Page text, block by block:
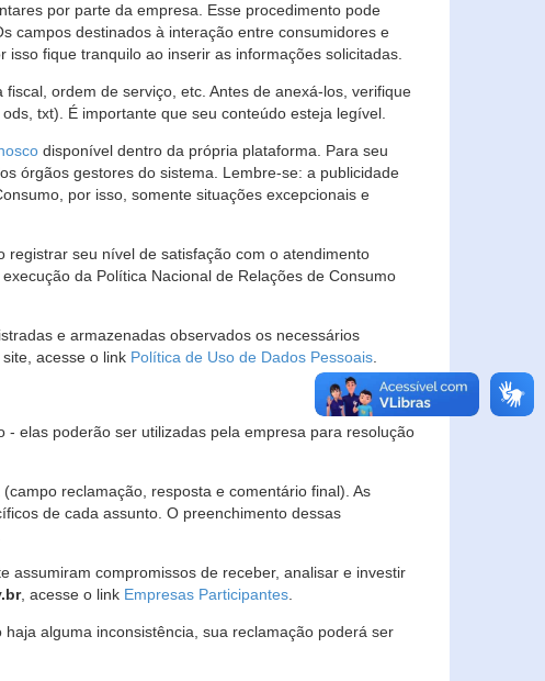
por parte da empresa. Esse procedimento pode
campos destinados à interação entre consumidores e
fique tranquilo ao inserir as informações solicitadas.
ordem de serviço, etc. Antes de anexá-los, verifique
txt). É importante que seu conteúdo esteja legível.
disponível dentro da própria plataforma. Para seu
órgãos gestores do sistema. Lembre-se: a publicidade
por isso, somente situações excepcionais e
registrar seu nível de satisfação com o atendimento
da Política Nacional de Relações de Consumo
e armazenadas observados os necessários
acesse o link Política de Uso de Dados Pessoais
elas poderão ser utilizadas pela empresa para resolução
reclamação, resposta e comentário final). As
de cada assunto. O preenchimento dessas
assumiram compromissos de receber, analisar e investir
, acesse o link Empresas Participantes
alguma inconsistência, sua reclamação poderá ser